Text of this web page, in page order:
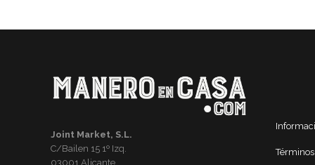
Joint Market, S.L.
C/Bailen 15 1º Izq.
03001 Alicante